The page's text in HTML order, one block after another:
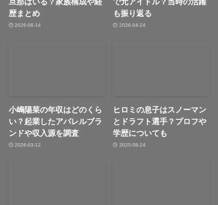
歴まとめ
2026-06-14
も振り返る
2026-04-24
小嶋陽菜の年収はどのくら
い？起業したアパレルブラ
ンドや収入源を調査
2026-03-12
ヒロミの息子はスノーマン
とドラフト選手？プロフや
学歴についても
2025-08-24